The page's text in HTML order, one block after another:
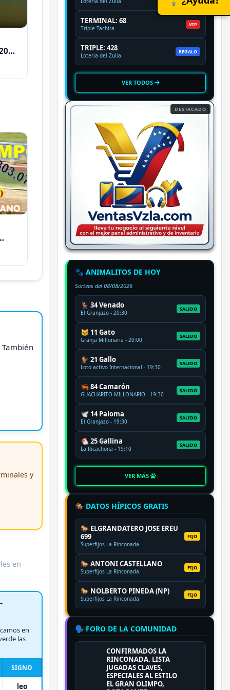
y
en
en
las
SIGNO
leo
TERMINAL: 68
Triple Tachira
VIP
TRIPLE: 428
Loteria del Zulia
REGALO
VER TODOS
DESTACADO
🐾 ANIMALITOS DE HOY
Sorteos del 08/08/2026
🦌 34 Venado
El Granjazo - 20:30
SALIDO
🐱 11 Gato
Granja Millonaria - 20:00
SALIDO
🐓 21 Gallo
Loto activo Internacional - 19:30
SALIDO
🦐 84 Camarón
GUACHARITO MILLONARIO - 19:30
SALIDO
🕊️ 14 Paloma
El Granjazo - 19:30
SALIDO
🐔 25 Gallina
La Ricachona - 19:10
SALIDO
VER MÁS
🏇 DATOS HÍPICOS GRATIS
🐎 ELGRANDATERO JOSE EREU
699
Superfijos La Rinconada
FIJO
🐎 ANTONI CASTELLANO
Superfijos La Rinconada
FIJO
🐎 NOLBERTO PINEDA (NP)
Superfijos La Rinconada
FIJO
🗣️ FORO DE LA COMUNIDAD
CONFIRMADOS LA
RINCONADA. LISTA
JUGADAS CLAVES,
ESPECIALES AL ESTILO
EL GRAN OLIMPO,